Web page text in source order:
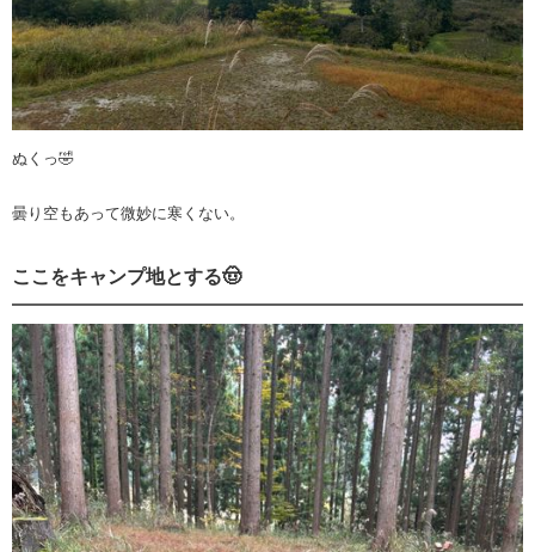
ぬくっ🤣
曇り空もあって微妙に寒くない。
ここをキャンプ地とする🤠